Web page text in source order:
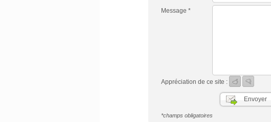
Message *
Appréciation de ce site :
*champs obligatoires